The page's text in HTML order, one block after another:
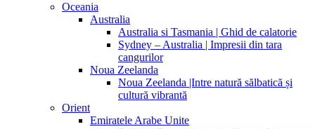
Oceania
Australia
Australia si Tasmania | Ghid de calatorie
Sydney – Australia | Impresii din tara
cangurilor
Noua Zeelanda
Noua Zeelanda |Intre natură sălbatică și
cultură vibrantă
Orient
Emiratele Arabe Unite